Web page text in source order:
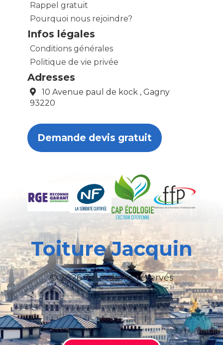
Rappel gratuit
Pourquoi nous rejoindre?
Infos légales
Conditions générales
Politique de vie privée
Adresses
10 Avenue paul de kock , Gagny
93220
Demande devis gratuit
Toiture Jacquin
© 2026 Tous droits réservés